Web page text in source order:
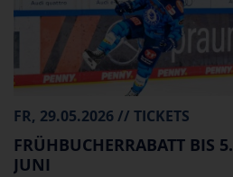
FR, 29.05.2026 // TICKETS
FRÜHBUCHERRABATT BIS 5.
JUNI